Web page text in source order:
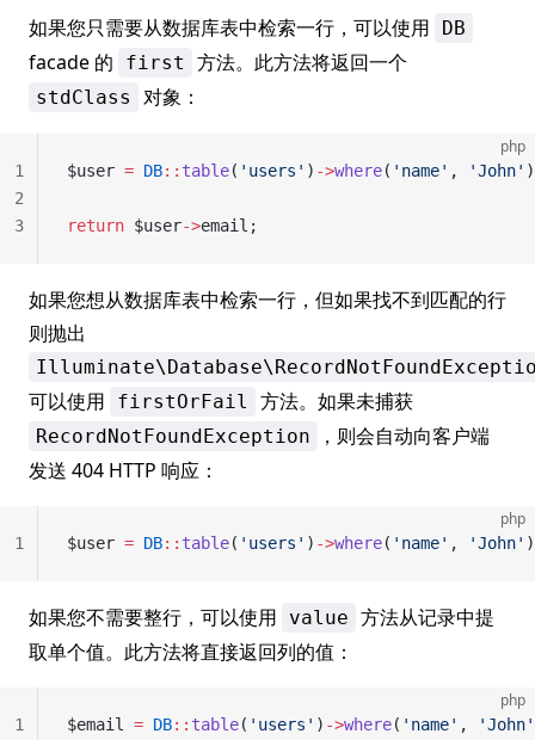
如果您只需要从数据库表中检索一行，可以使用 DB
facade 的 first 方法。此方法将返回一个
stdClass 对象：
php
$user = DB:: table( 'users' ) ->where( 'name' , 'John' )
return $user->email;
1
2
3
如果您想从数据库表中检索一行，但如果找不到匹配的行
则抛出
可以使用 firstOrFail 方法。如果未捕获
RecordNotFoundException
，则会自动向客户端
发送 404 HTTP 响应：
php
$user = DB:: table( 'users' ) ->where( 'name' , 'John' )
1
如果您不需要整行，可以使用 value 方法从记录中提
取单个值。此方法将直接返回列的值：
php
$email = DB:: table( 'users' ) ->where( 'name' , 'John'
1